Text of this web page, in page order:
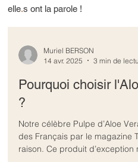
elle.s ont la parole !
Muriel BERSON
14 avr. 2025
3 min de
Pourquoi choisir
?
Notre célèbre Pulpe d’Aloe
des Français par le magazine Top Santé, et ce n’est pas sans
raison. Ce produit